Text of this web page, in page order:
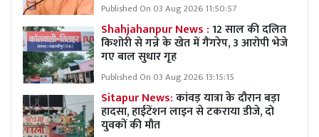
Published On 03 Aug 2026 11:50:57
Shahjahanpur News :12 साल की दलित
किशोरी से गन्ने के खेत में गैंगरेप, 3 आरोपी भेजे
गए बाल सुधार गृह
Published On 03 Aug 2026 13:15:15
Sitapur News:कांवड़ यात्रा के दौरान बड़ा
हादसा, हाईटेंशन लाइन से टकराया डीजे, दो
युवकों की मौत